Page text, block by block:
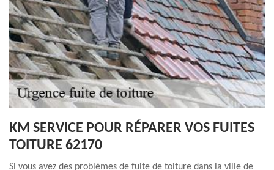
KM SERVICE POUR RÉPARER VOS FUITES
TOITURE 62170
Si vous avez des problèmes de fuite de toiture dans la ville de